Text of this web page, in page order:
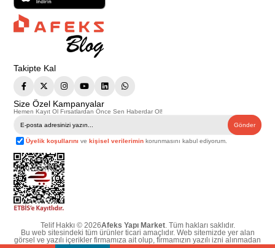
Takipte Kal
Size Özel Kampanyalar
Hemen Kayıt Ol Fırsatlardan Önce Sen Haberdar Ol!
Gönder
Üyelik koşullarını vekişisel verilerimin korunmasını kabul ediyorum.
Telif Hakkı © 2026Afeks Yapı Market. Tüm hakları saklıdır.
Bu web sitesindeki tüm ürünler ticari amaçlıdır. Web sitemizde yer alan
görsel ve yazılı içerikler firmamıza ait olup, firmamızın yazılı izni alınmadan